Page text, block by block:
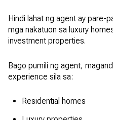
Hindi lahat ng agent ay pare-
mga nakatuon sa luxury
investment properties.
Bago pumili ng agent,
experience sila sa:
Residential homes